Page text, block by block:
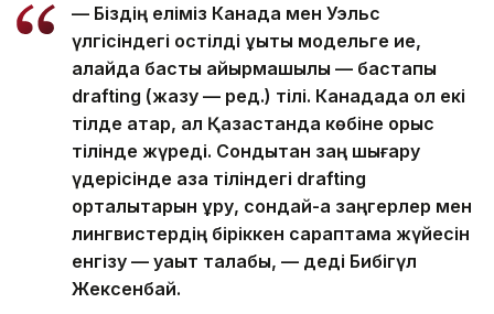
— Біздің еліміз Канада мен Уэльс
үлгісіндегі қостілді құқықтық модельге ие,
алайда басты айырмашылық — бастапқы
drafting (жазу — ред.) тілі. Канадада ол екі
тілде қатар, ал Қазақстанда көбіне орыс
тілінде жүреді. Сондықтан заң шығару
үдерісінде қазақ тіліндегі drafting
орталықтарын құру, сондай-ақ заңгерлер мен
лингвистердің біріккен сараптама жүйесін
енгізу — уақыт талабы, — деді Бибігүл
Жексенбай.